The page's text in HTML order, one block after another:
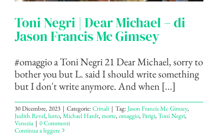
Toni Negri | Dear Michael – di
Jason Francis Mc Gimsey
#omaggio a Toni Negri 21 Dear Michael, sorry to
bother you but L. said I should write something
but I don't write anymore. And when [...]
30 Dicembre, 2023 | Categorie:Crinali | Tag:Jason Francis Mc Gimsey,
Judith Revel,lutto,Michael Hardt,morte,omaggio,Parigi,Toni Negri,
Venezia | 0 Commenti
Continua a leggere